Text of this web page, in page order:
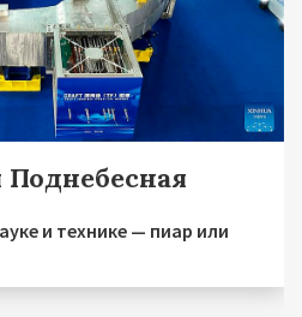
и технике — пиар или